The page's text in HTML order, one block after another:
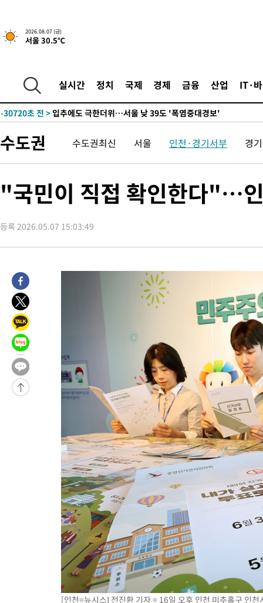
2026.08.07 (금)
서울 30.5℃
실시간 정치 국제 경제 금융 산업 IT·
-31422초 전 >
시리아 다마스쿠스 교외에서 미니버스 폭발.. 14명 부상, 3명
-30720초 전 >
-25684초 전 >이란, 호르무즈서 "적국 목표물들"과 대치로 남부 케슘섬에서
발효
-22550초 전 > [속보]트럼프, 美 원정출산 금지 행정명령 서명
-20250초 전 >[속보] 뉴욕증시, 일제 하락 마감…나스닥 0.06%↓
태
-30740초 전 >입추에도 극한더위…서울 낮 39도 '폭염중대경보'
례 큰 폭발음
-24419초 전 >[속보]美, 폴리실리콘 수입 규제…파생제품 15% 관세, 120일
-22570초 전 >[속보]트럼프, 美 원정출산 금지 행정명령 서명
수도권 수도권최신 서울 인천·경기서부 경
"국민이 직접 확인한다"…
등록 2026.05.07 15:03:49
[인천=뉴시스] 전진환 기자 = 16일 오후 인천 미추홀구 인